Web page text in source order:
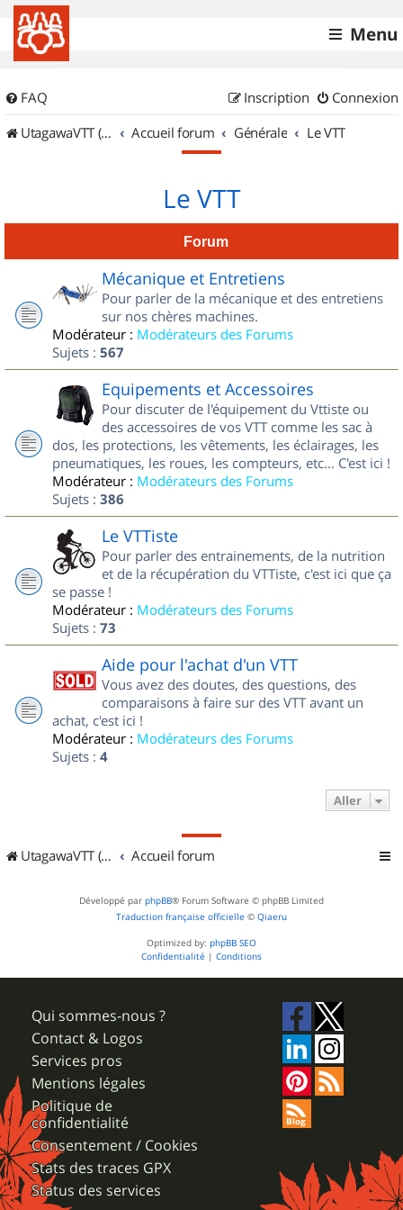
Menu
FAQ Connexion
Inscription
UtagawaVTT (Randos VTT et VTTAE avec traces GPS)
Accueil forum Générale Le VTT
Le VTT
Forum
Mécanique et Entretiens
Pour parler de la mécanique et des entretiens
sur nos chères machines.
Modérateur : Modérateurs des Forums
Sujets : 567
Equipements et Accessoires
Pour discuter de l'équipement du Vttiste ou
des accessoires de vos VTT comme les sac à
dos, les protections, les vêtements, les éclairages, les
pneumatiques, les roues, les compteurs, etc... C'est ici !
Modérateur : Modérateurs des Forums
Sujets : 386
Le VTTiste
Pour parler des entrainements, de la nutrition
et de la récupération du VTTiste, c'est ici que ça
se passe !
Modérateur : Modérateurs des Forums
Sujets : 73
Aide pour l'achat d'un VTT
Vous avez des doutes, des questions, des
comparaisons à faire sur des VTT avant un
achat, c'est ici !
Modérateur : Modérateurs des Forums
Sujets : 4
Aller
UtagawaVTT (Randos VTT et VTTAE avec traces GPS) Accueil forum
Développé par phpBB® Forum Software © phpBB Limited
Traduction française officielle © Qiaeru
Optimized by: phpBB SEO
Confidentialité | Conditions
Qui sommes-nous ?
Contact & Logos
Services pros
Mentions légales
Politique de
confidentialité
Consentement / Cookies
Stats des traces GPX
Status des services